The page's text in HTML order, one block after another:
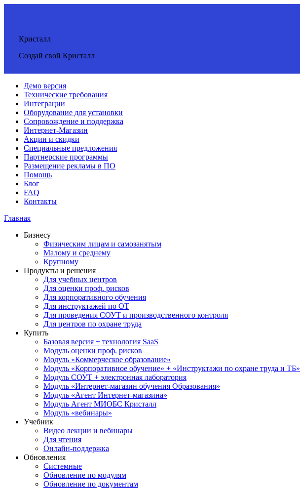
Кристалл
Создай свой Кристалл
Демо версия
Технические требования
Интеграции
Оборудование для установки
Сопровождение и поддержка
Интернет-Магазин
Акции и скидки
Специальные предложения
Партнерские программы
Размещение рекламы в ПО
Помощь
Блог
FAQ
Контакты
Главная
Бизнесу
Физическим лицам и самозанятым
Малому и среднему
Крупному
Продукты и решения
Для учебных центров
Для оценки проф. рисков
Для корпоративного обучения
Для инструктажей по ОТ
Для проведения СОУТ и производственного контроля
Для центров по охране труда
Купить
Базовая версия + технология SaaS
Модуль оценки проф. рисков
Модуль «Коммерческое образование»
Модуль «Корпоративное обучение» + «Инструктажи по охране труда и ТБ»
Модуль СОУТ + электронная лаборатория
Модуль «Интернет-магазин обучения Образования»
Модуль «Агент Интернет-магазина»
Модуль Агент МИОБС Кристалл
Модуль «вебинары»
Учебник
Видео лекции и вебинары
Для чтения
Онлайн-поддержка
Обновления
Системные
Обновление по модулям
Обновление по документам